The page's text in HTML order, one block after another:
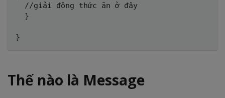
  //giải đông thức ăn ở đây
  }
Thế nào là Message